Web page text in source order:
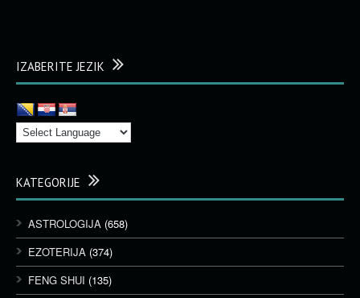
IZABERITE JEZIK
KATEGORIJE
ASTROLOGIJA (658)
EZOTERIJA (374)
FENG SHUI (135)